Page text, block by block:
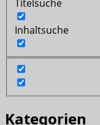
Titelsuche
Inhaltsuche
Kategorien